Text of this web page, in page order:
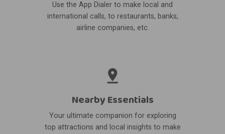
Use the App Dialer to make local and
international calls, to restaurants, banks,
airline companies, etc.
Nearby Essentials
Your ultimate companion for exploring
top attractions and local insights to make